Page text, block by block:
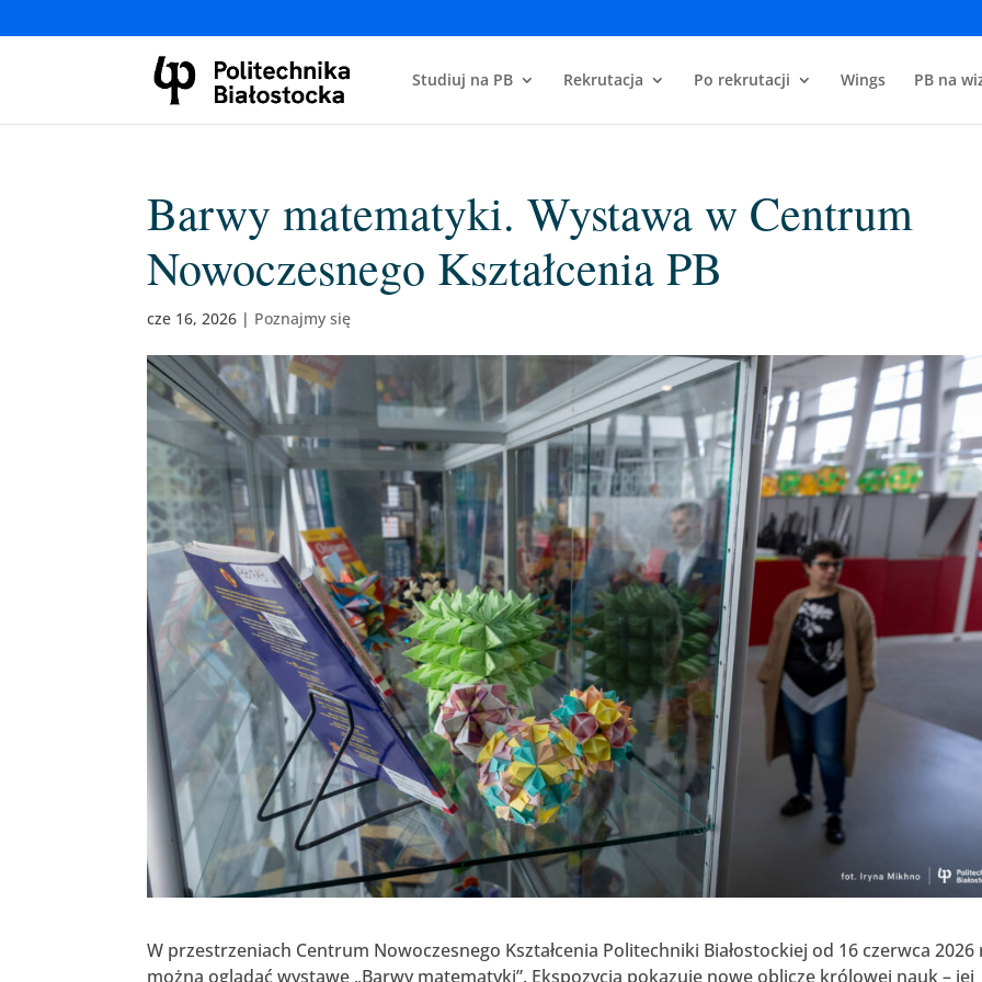
Studiuj na PB Rekrutacja Po rekrutacji Wings PB na
Barwy matematyki. Wystawa w Centrum
Nowoczesnego Kształcenia PB
cze 16, 2026 | Poznajmy się
W przestrzeniach Centrum Nowoczesnego Kształcenia Politechniki Białostockiej od 16 czerwca 2026
można oglądać wystawę „Barwy matematyki”. Ekspozycja pokazuje nowe oblicze królowej nauk – jej